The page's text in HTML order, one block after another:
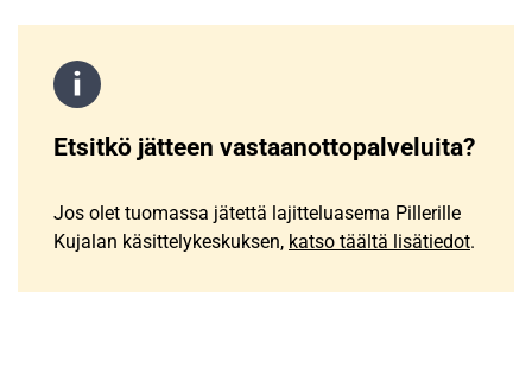
Etsitkö jätteen vastaanottopalveluita?
Jos olet tuomassa jätettä lajitteluasema Pillerille
Kujalan käsittelykeskuksen, katso täältä lisätiedot.